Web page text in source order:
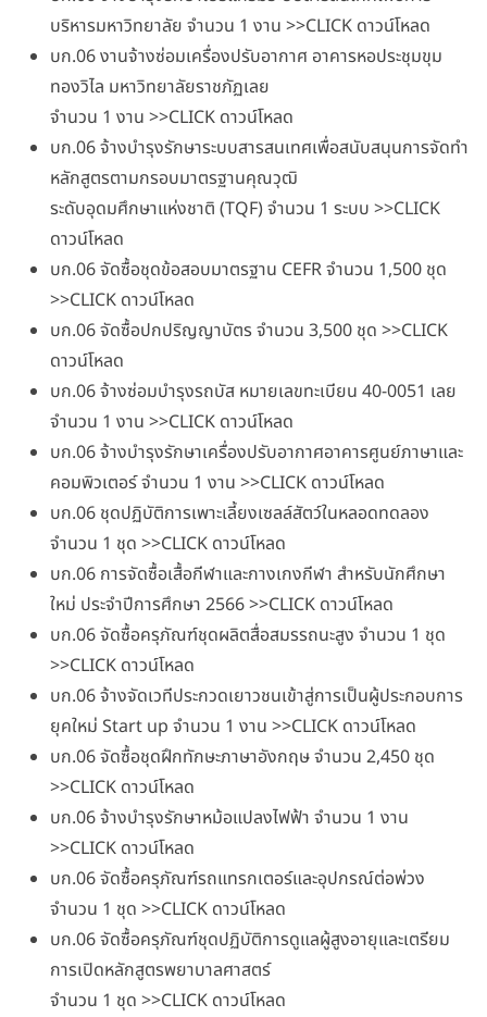
บริหารมหาวิทยาลัย จำนวน 1 งาน >>CLICK ดาวน์โหลด
บก.06 งานจ้างซ่อมเครื่องปรับอากาศ อาคารหอประชุมขุม
ทองวิไล มหาวิทยาลัยราชภัฏเลย
จำนวน 1 งาน >>CLICK ดาวน์โหลด
บก.06 จ้างบำรุงรักษาระบบสารสนเทศเพื่อสนับสนุนการจัดทำ
หลักสูตรตามกรอบมาตรฐานคุณวุฒิ
ระดับอุดมศึกษาแห่งชาติ (TQF) จำนวน 1 ระบบ >>CLICK
ดาวน์โหลด
บก.06 จัดซื้อชุดข้อสอบมาตรฐาน CEFR จำนวน 1,500 ชุด
>>CLICK ดาวน์โหลด
บก.06 จัดซื้อปกปริญญาบัตร จำนวน 3,500 ชุด >>CLICK
ดาวน์โหลด
บก.06 จ้างซ่อมบำรุงรถบัส หมายเลขทะเบียน 40-0051 เลย
จำนวน 1 งาน >>CLICK ดาวน์โหลด
บก.06 จ้างบำรุงรักษาเครื่องปรับอากาศอาคารศูนย์ภาษาและ
คอมพิวเตอร์ จำนวน 1 งาน >>CLICK ดาวน์โหลด
บก.06 ชุดปฏิบัติการเพาะเลี้ยงเซลล์สัตว์ในหลอดทดลอง
จำนวน 1 ชุด >>CLICK ดาวน์โหลด
บก.06 การจัดซื้อเสื้อกีฬาและกางเกงกีฬา สำหรับนักศึกษา
ใหม่ ประจำปีการศึกษา 2566 >>CLICK ดาวน์โหลด
บก.06 จัดซื้อครุภัณฑ์ชุดผลิตสื่อสมรรถนะสูง จำนวน 1 ชุด
>>CLICK ดาวน์โหลด
บก.06 จ้างจัดเวทีประกวดเยาวชนเข้าสู่การเป็นผู้ประกอบการ
ยุคใหม่ Start up จำนวน 1 งาน >>CLICK ดาวน์โหลด
บก.06 จัดซื้อชุดฝึกทักษะภาษาอังกฤษ จำนวน 2,450 ชุด
>>CLICK ดาวน์โหลด
บก.06 จ้างบำรุงรักษาหม้อแปลงไฟฟ้า จำนวน 1 งาน
>>CLICK ดาวน์โหลด
บก.06 จัดซื้อครุภัณฑ์รถแทรกเตอร์และอุปกรณ์ต่อพ่วง
จำนวน 1 ชุด >>CLICK ดาวน์โหลด
บก.06 จัดซื้อครุภัณฑ์ชุดปฏิบัติการดูแลผู้สูงอายุและเตรียม
การเปิดหลักสูตรพยาบาลศาสตร์
จำนวน 1 ชุด >>CLICK ดาวน์โหลด